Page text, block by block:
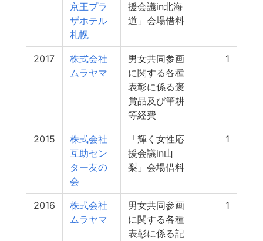
京王プラ
ザホテル
札幌
援会議in北海
道」会場借料
2017
株式会社
ムラヤマ
男女共同参画
に関する各種
表彰に係る褒
賞品及び筆耕
等経費
1
2015
株式会社
互助セン
ター友の
会
「輝く女性応
援会議in山
梨」会場借料
1
2016
株式会社
ムラヤマ
男女共同参画
に関する各種
表彰に係る記
1